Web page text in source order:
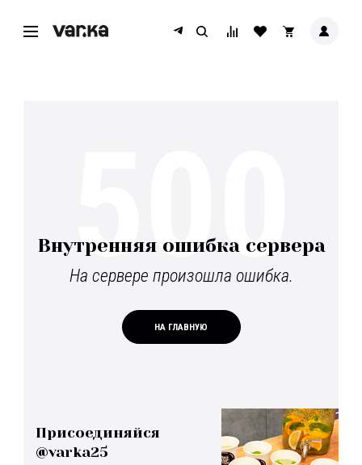
Внутренняя ошибка сервера
На сервере произошла ошибка.
НА ГЛАВНУЮ
500
Присоединяйся
@varka25